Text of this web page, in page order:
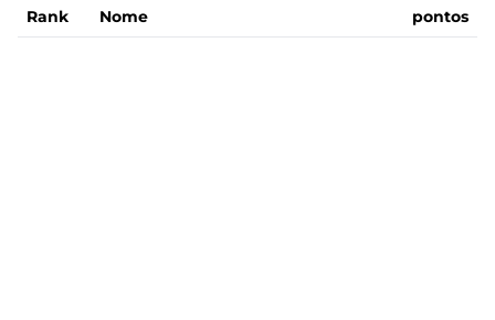
Rank Nome pontos